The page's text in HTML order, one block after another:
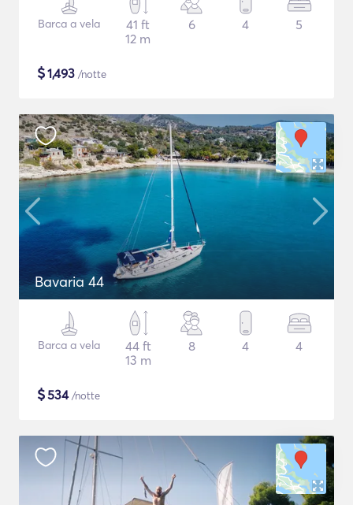
Barca a vela
41 ft
12 m
6 4 5
$1,493 /notte
Bavaria 44
Barca a vela
44 ft
13 m
8 4 4
$534/notte